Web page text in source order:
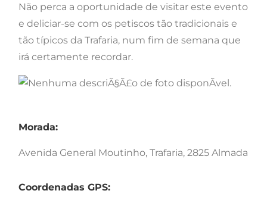
Não perca a oportunidade de visitar este evento
e deliciar-se com os petiscos tão tradicionais e
tão típicos da Trafaria, num fim de semana que
irá certamente recordar.
Morada:
Avenida General Moutinho, Trafaria, 2825 Almada
Coordenadas GPS: